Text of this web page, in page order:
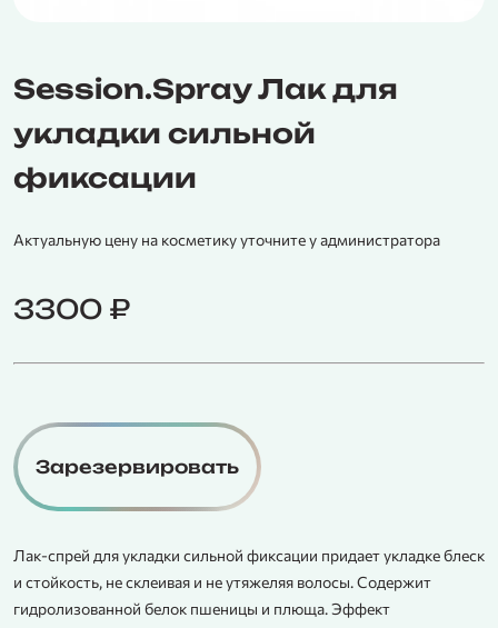
Session.Spray Лак для
укладки сильной
фиксации
Актуальную цену на косметику уточните у администратора
3300 ₽
Зарезервировать
Лак-спрей для укладки сильной фиксации придает укладке блеск
и стойкость, не склеивая и не утяжеляя волосы. Содержит
гидролизованной белок пшеницы и плюща. Эффект